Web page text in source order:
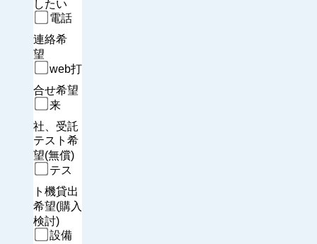
したい
電話
連絡希
望
web打
合せ希望
来
社、受託
テスト希
望(無償)
テス
ト機貸出
希望(購入
検討)
設備